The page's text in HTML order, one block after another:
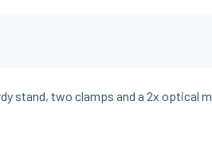
stand, two clamps and a 2x optical